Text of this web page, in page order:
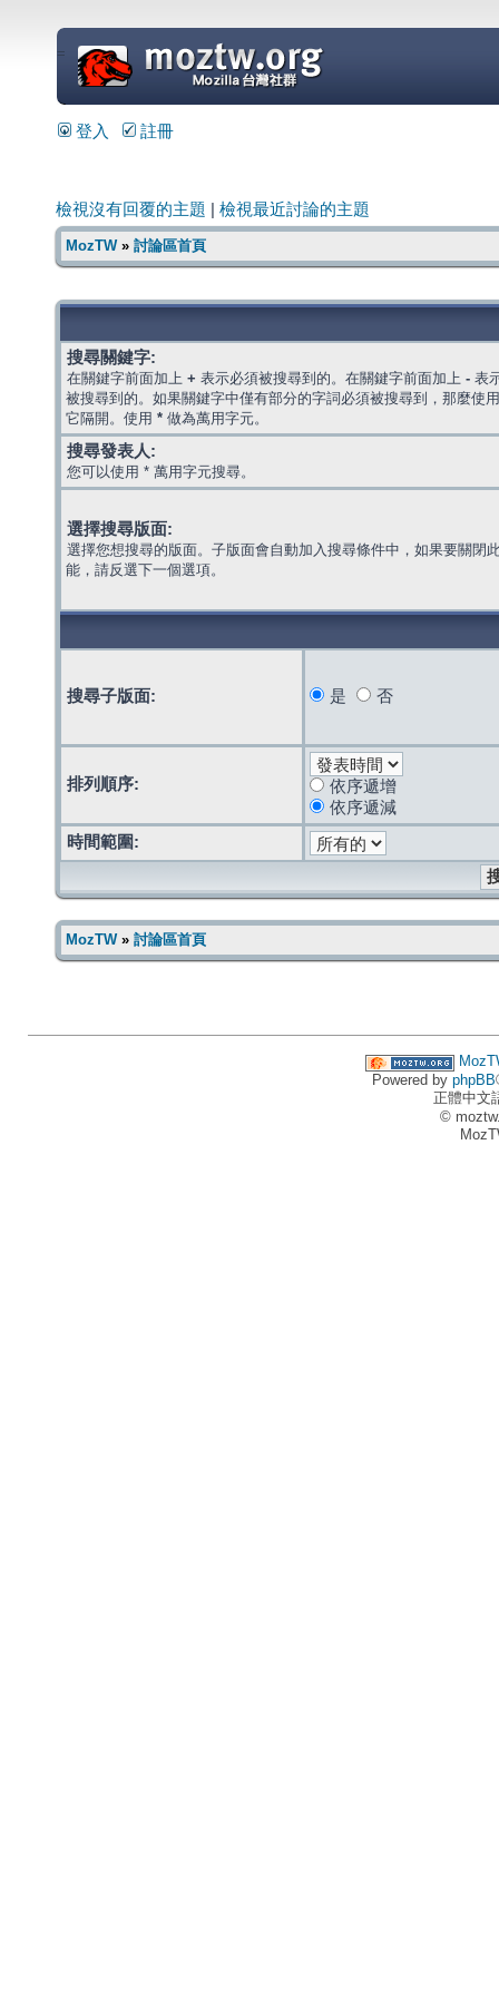
=
登入 註冊
檢視沒有回覆的主題 檢視最近討論的主題
MozTW» 討論區首頁
搜尋關鍵字:
在關鍵字前面加上 + 表示必須被搜尋到的。在關鍵字前面加上 - 表
被搜尋到的。如果關鍵字中僅有部分的字詞必須被搜尋到，那麼使
它隔開。使用 * 做為萬用字元。
搜尋發表人:
您可以使用 * 萬用字元搜尋。
選擇搜尋版面:
選擇您想搜尋的版面。子版面會自動加入搜尋條件中，如果要關閉
能，請反選下一個選項。
搜尋子版面: 是 否
排列順序:
依序遞增
依序遞減
時間範圍:
MozTW» 討論區首頁
Powered by phpBB
正體中文
©